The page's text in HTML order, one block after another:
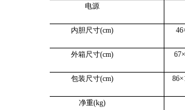
电源
内胆尺寸(cm)
外箱尺寸(cm)
包装尺寸(cm)
净重(kg)